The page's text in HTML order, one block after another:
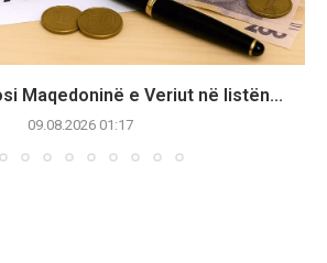
Maqedoninë e Veriut në listën...
09.08.2026 01:17